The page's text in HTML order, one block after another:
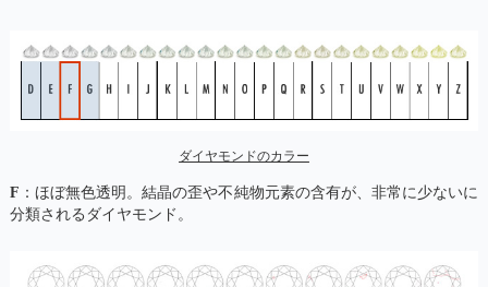
ダイヤモンドのカラー
F ：ほぼ無色透明。結晶の歪や不純物元素の含有が、非常に少ないに
分類されるダイヤモンド。